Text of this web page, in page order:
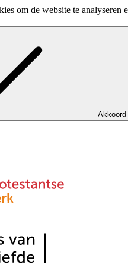
om de website te
Akkoord